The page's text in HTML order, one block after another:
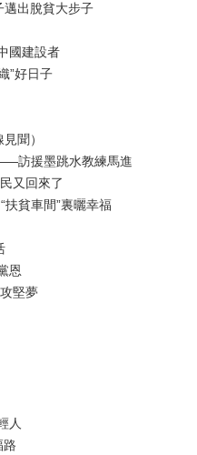
邁出脫貧大步子
國建設者
”好日子
聞）
訪援墨跳水教練馬進
又回來了
扶貧車間”裏曬幸福
恩
堅夢
人
路